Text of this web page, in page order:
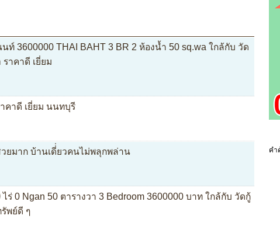
ท์ 3600000 THAI BAHT 3 BR 2 ห้องน้ำ 50 sq.wa ใกล้กับ วัด
ราคาดี เยี่ยม
คาดี เยี่ยม นนทบุรี
ยมาก บ้านเดี่่ยวคนไม่พลุกพล่าน
0 Ngan 50 ตารางวา 3 Bedroom 3600000 บาท ใกล้กับ วัดกู้
พย์ดี ๆ
คำ